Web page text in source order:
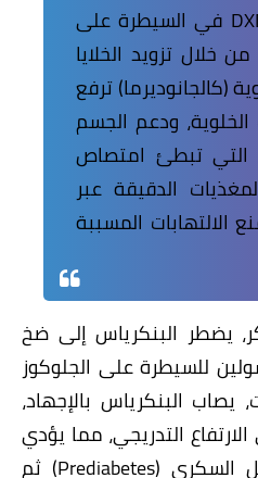
تساعد منتجات DXN في السيطرة على
خلال تزويد الخلايا
(كالجانوديرما) ترفع
ودعم الجسم
التي تبطئ امتصاص
الدقيقة عبر
الالتهابات المسببة
يضطر البنكرياس إلى ضخ
للسيطرة على الجلوكوز
البنكرياس بالإجهاد،
التدريجي، مما يؤدي
إلى ظهور مرحلة ما قبل السكري (Prediabetes) ثم